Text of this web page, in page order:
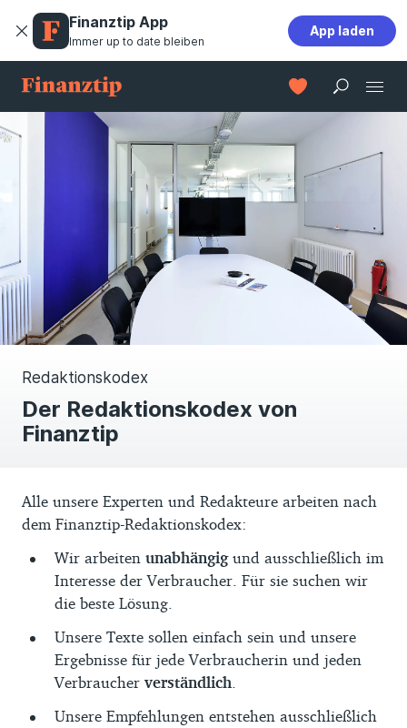
Finanztip App
Immer up to date bleiben
App laden
Redaktionskodex
Der Redaktionskodex von
Finanztip
Alle unsere Experten und Redakteure arbeiten nach
dem Finanztip-Redaktionskodex:
Wir arbeiten unabhängigund ausschließlich im
Interesse der Verbraucher. Für sie suchen wir
die beste Lösung.
Unsere Texte sollen einfach sein und unsere
Ergebnisse für jede Verbraucherin und jeden
Verbraucherverständlich
Unsere Empfehlungen entstehen ausschließlich